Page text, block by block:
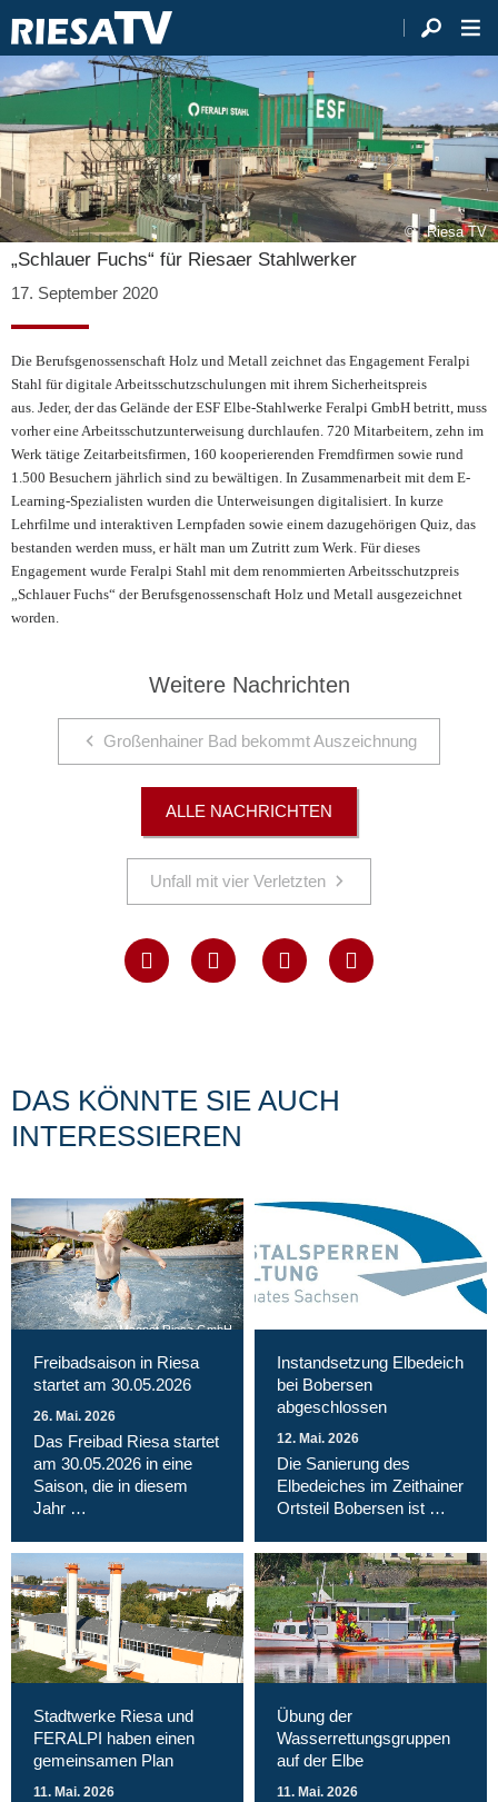
Riesa TV
„Schlauer Fuchs“ für Riesaer Stahlwerker
17. September 2020
Die Berufsgenossenschaft Holz und Metall zeichnet das Engagement Feralpi
Stahl für digitale Arbeitsschutzschulungen mit ihrem Sicherheitspreis
aus. Jeder, der das Gelände der ESF Elbe-Stahlwerke Feralpi GmbH betritt, muss
vorher eine Arbeitsschutzunterweisung durchlaufen. 720 Mitarbeitern, zehn im
Werk tätige Zeitarbeitsfirmen, 160 kooperierenden Fremdfirmen sowie rund
1.500 Besuchern jährlich sind zu bewältigen. In Zusammenarbeit mit dem E-
Learning-Spezialisten wurden die Unterweisungen digitalisiert. In kurze
Lehrfilme und interaktiven Lernpfaden sowie einem dazugehörigen Quiz, das
bestanden werden muss, er hält man um Zutritt zum Werk. Für dieses
Engagement wurde Feralpi Stahl mit dem renommierten Arbeitsschutzpreis
„Schlauer Fuchs“ der Berufsgenossenschaft Holz und Metall ausgezeichnet
worden.
Weitere Nachrichten
Großenhainer Bad bekommt Auszeichnung
ALLE NACHRICHTEN
Unfall mit vier Verletzten
DAS KÖNNTE SIE AUCH
INTERESSIEREN
Magnet Riesa GmbH
Freibadsaison in Riesa
startet am 30.05.2026
26. Mai. 2026
Das Freibad Riesa startet
am 30.05.2026 in eine
Saison, die in diesem
Jahr …
Instandsetzung Elbedeich
bei Bobersen
abgeschlossen
12. Mai. 2026
Die Sanierung des
Elbedeiches im Zeithainer
Ortsteil Bobersen ist …
Stadtwerke Riesa und
FERALPI haben einen
gemeinsamen Plan
11. Mai. 2026
Übung der
Wasserrettungsgruppen
auf der Elbe
11. Mai. 2026